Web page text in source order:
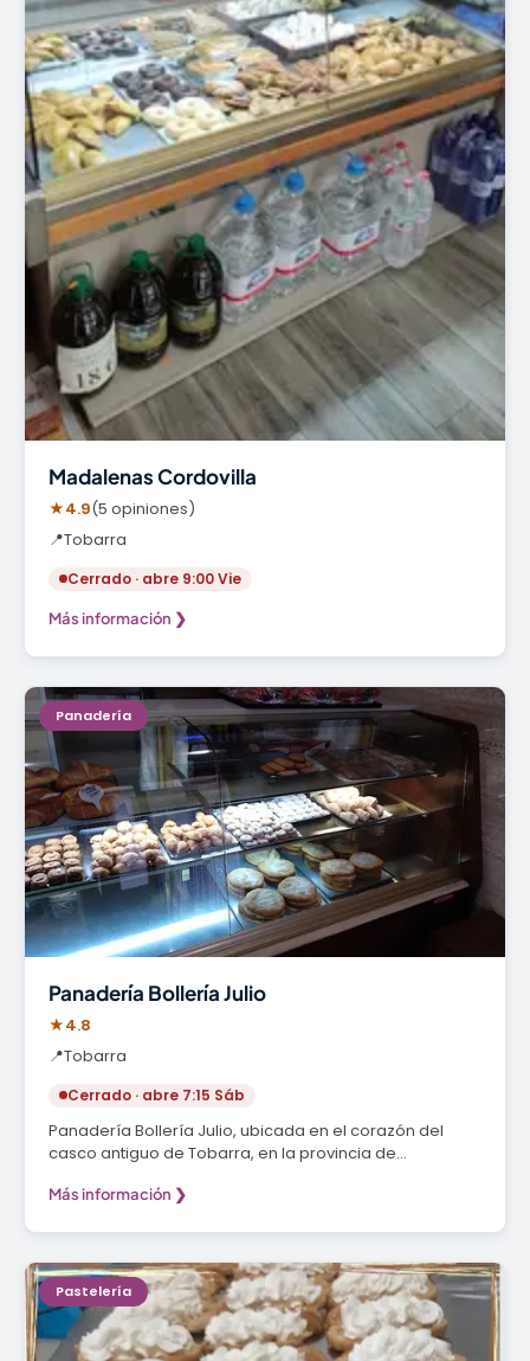
Madalenas Cordovilla
★4.9(5 opiniones)
📍Tobarra
Cerrado · abre 9:00 Vie
Más información ❯
Panadería
Panadería Bollería Julio
★4.8
📍Tobarra
Cerrado · abre 7:15 Sáb
Panadería Bollería Julio, ubicada en el corazón del
casco antiguo de Tobarra, en la provincia de…
Más información ❯
Pastelería